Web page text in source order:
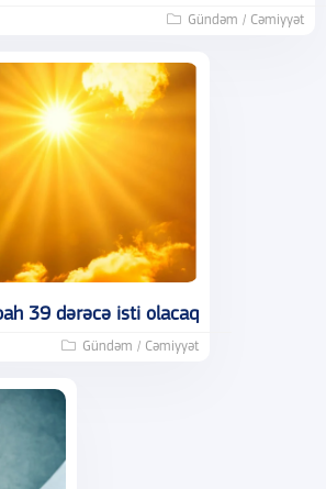
Gündəm / Cəmiyyət
39 dərəcə isti olacaq
Gündəm / Cəmiyyət